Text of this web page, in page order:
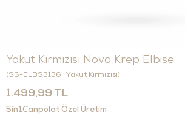
Yakut Kırmızısı Nova Krep Elbise
(SS-ELBS3136_Yakut Kırmızısı)
1.499,99 TL
5in1Canpolat Özel Üretim